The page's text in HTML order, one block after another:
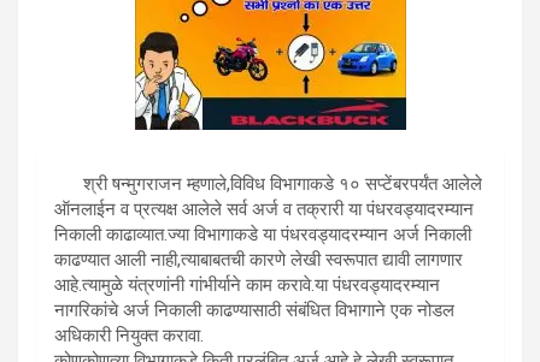
श्री षन्मुगराजन म्हणाले,विविध विभागाकडे १० सप्टेंबरपर्यंत आलेले
ऑनलाईन व प्रत्यक्ष आलेले सर्व अर्ज व तक्रारी या पंधरवड्यादरम्यान
निकाली काढाव्यात.ज्या विभागाकडे या पंधरवड्यादरम्यान अर्ज निकाली
काढण्यात आली नाही,त्याबाबतची कारणे लेखी स्वरूपात द्यावी लागणार
आहे.त्यामुळे यंत्रणांनी गांभीर्याने काम करावे.या पंधरवड्यादरम्यान
नागरिकांचे अर्ज निकाली काढण्यासाठी संबंधित विभागाने एक नोडल
अधिकारी नियुक्त करावा.